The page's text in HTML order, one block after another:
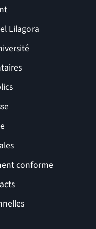
Lilagora
conforme